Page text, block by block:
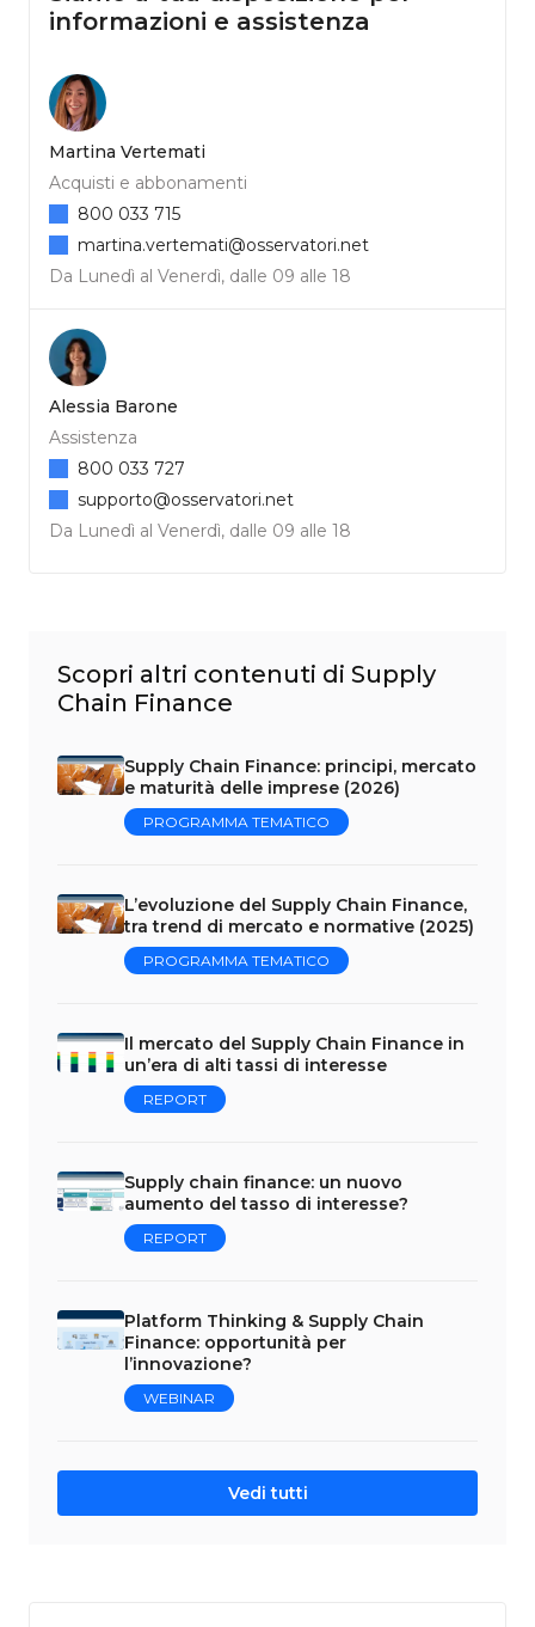
informazioni e assistenza
Martina Vertemati
Acquisti e abbonamenti
Da Lunedì al Venerdì, dalle 09 alle 18
800 033 715
martina.vertemati@osservatori.net
Alessia Barone
Assistenza
Da Lunedì al Venerdì, dalle 09 alle 18
800 033 727
supporto@osservatori.net
Scopri altri contenuti di Supply
Chain Finance
Supply Chain Finance: principi, mercato
e maturità delle imprese (2026)
PROGRAMMA TEMATICO
L’evoluzione del Supply Chain Finance,
tra trend di mercato e normative (2025)
PROGRAMMA TEMATICO
Il mercato del Supply Chain Finance in
un’era di alti tassi di interesse
REPORT
Supply chain finance: un nuovo
aumento del tasso di interesse?
REPORT
Platform Thinking & Supply Chain
Finance: opportunità per
l’innovazione?
WEBINAR
Vedi tutti